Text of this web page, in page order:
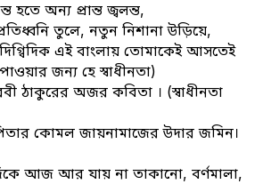
হতে অন্য প্রান্ত জ্বলন্ত,
তুলে, নতুন নিশানা উড়িয়ে,
দিগ্বিদিক এই বাংলায় তোমাকেই আসতেই
জন্য হে স্বাধীনতা)
ঠাকুরের অজর কবিতা । (স্বাধীনতা
কোমল জায়নামাজের উদার জমিন।
আজ আর যায় না তাকানো, বর্ণমালা,